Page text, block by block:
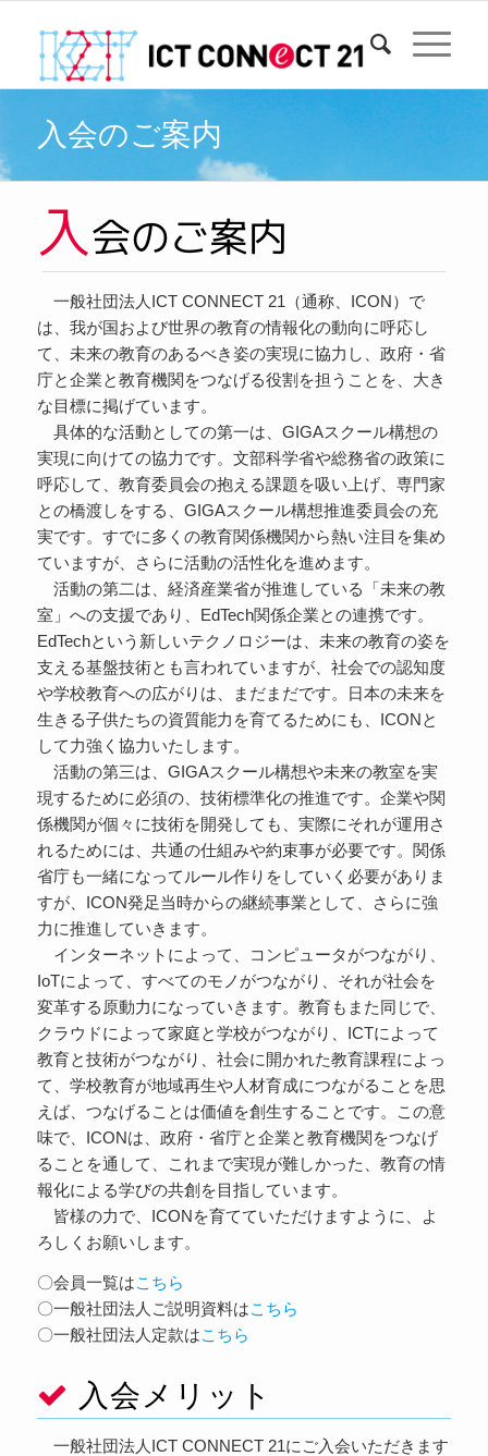
入会のご案内
一般社団法人ICT CONNECT 21（通称、ICON）で
は、我が国および世界の教育の情報化の動向に呼応し
て、未来の教育のあるべき姿の実現に協力し、政府・省
庁と企業と教育機関をつなげる役割を担うことを、大き
な目標に掲げています。
具体的な活動としての第一は、GIGAスクール構想の
実現に向けての協力です。文部科学省や総務省の政策に
呼応して、教育委員会の抱える課題を吸い上げ、専門家
との橋渡しをする、GIGAスクール構想推進委員会の充
実です。すでに多くの教育関係機関から熱い注目を集め
ていますが、さらに活動の活性化を進めます。
活動の第二は、経済産業省が推進している「未来の教
室」への支援であり、EdTech関係企業との連携です。
EdTechという新しいテクノロジーは、未来の教育の姿を
支える基盤技術とも言われていますが、社会での認知度
や学校教育への広がりは、まだまだです。日本の未来を
生きる子供たちの資質能力を育てるためにも、ICONと
して力強く協力いたします。
活動の第三は、GIGAスクール構想や未来の教室を実
現するために必須の、技術標準化の推進です。企業や関
係機関が個々に技術を開発しても、実際にそれが運用さ
れるためには、共通の仕組みや約束事が必要です。関係
省庁も一緒になってルール作りをしていく必要がありま
すが、ICON発足当時からの継続事業として、さらに強
力に推進していきます。
インターネットによって、コンピュータがつながり、
IoTによって、すべてのモノがつながり、それが社会を
変革する原動力になっていきます。教育もまた同じで、
クラウドによって家庭と学校がつながり、ICTによって
教育と技術がつながり、社会に開かれた教育課程によっ
て、学校教育が地域再生や人材育成につながることを思
えば、つなげることは価値を創生することです。この意
味で、ICONは、政府・省庁と企業と教育機関をつなげ
ることを通して、これまで実現が難しかった、教育の情
報化による学びの共創を目指しています。
皆様の力で、ICONを育てていただけますように、よ
ろしくお願いします。
〇会員一覧はこちら
〇一般社団法人ご説明資料はこちら
〇一般社団法人定款はこちら
入会メリット
一般社団法人ICT CONNECT 21にご入会いただきます